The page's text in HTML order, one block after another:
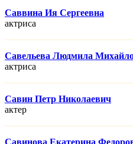
Саввина Ия Сергеевна
актриса
Савельева Людмила
актриса
Савин Петр Николаевич
актер